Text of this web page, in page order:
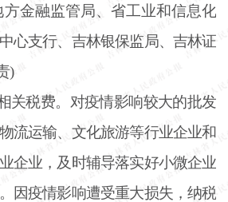
方金融监管局、省工业和信息化
心支行、吉林银保监局、吉林证
)
关税费。对疫情影响较大的批发
流运输、文化旅游等行业企业和
企业，及时辅导落实好小微企业
因疫情影响遭受重大损失，纳税